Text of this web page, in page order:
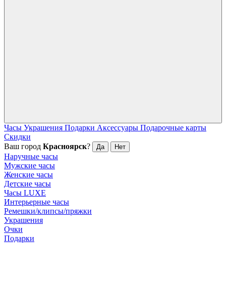
Часы Украшения Подарки Аксессуары Подарочные карты
Скидки
Ваш город Красноярск? Да Нет
Наручные часы
Мужские часы
Женские часы
Детские часы
Часы LUXE
Интерьерные часы
Ремешки/клипсы/пряжки
Украшения
Очки
Подарки